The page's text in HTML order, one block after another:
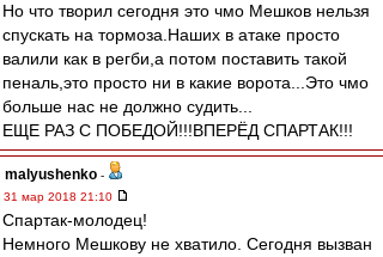
Но что творил сегодня это чмо Мешков нельзя
спускать на тормоза.Наших в атаке просто
валили как в регби,а потом поставить такой
пеналь,это просто ни в какие ворота...Это чмо
больше нас не должно судить...
ЕЩЕ РАЗ С ПОБЕДОЙ!!!ВПЕРЁД СПАРТАК!!!
malyushenko -
31 мар 2018 21:10
Спартак-молодец!
Немного Мешкову не хватило. Сегодня вызван